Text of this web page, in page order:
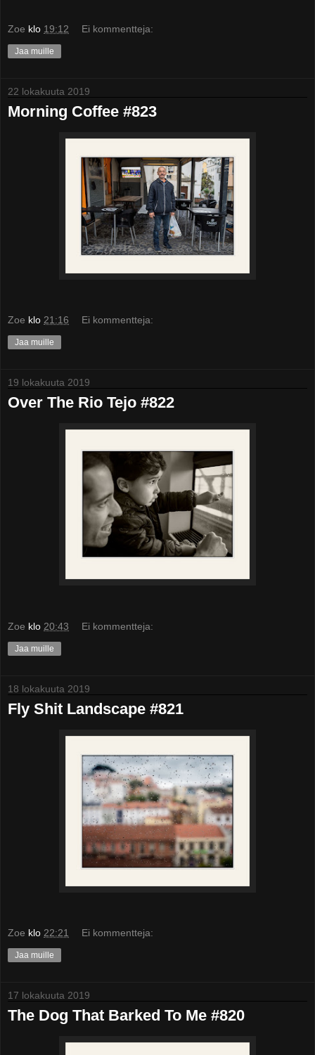
Zoe klo 19:12 Ei kommentteja:
Jaa muille
22 lokakuuta 2019
Morning Coffee #823
Zoe klo 21:16 Ei kommentteja:
Jaa muille
19 lokakuuta 2019
Over The Rio Tejo #822
Zoe klo 20:43 Ei kommentteja:
Jaa muille
18 lokakuuta 2019
Fly Shit Landscape #821
Zoe klo 22:21 Ei kommentteja:
Jaa muille
17 lokakuuta 2019
The Dog That Barked To Me #820